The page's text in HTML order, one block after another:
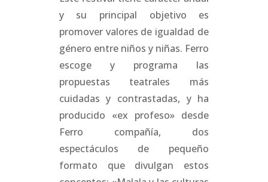
y su principal objetivo es
promover valores de igualdad de
género entre niños y niñas. Ferro
escoge y programa las
propuestas teatrales más
cuidadas y contrastadas, y ha
producido «ex profeso» desde
Ferro compañía, dos
espectáculos de pequeño
formato que divulgan estos